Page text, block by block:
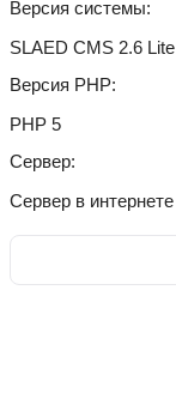
Версия системы
SLAED CMS 2.6 Lite
Версия PHP
PHP 5
Сервер
Сервер в интернете